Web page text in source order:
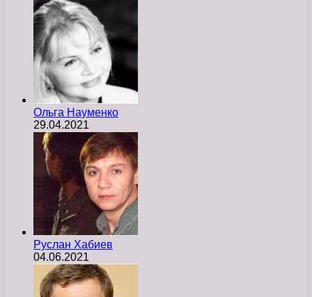
Ольга Науменко
29.04.2021
Руслан Хабиев
04.06.2021